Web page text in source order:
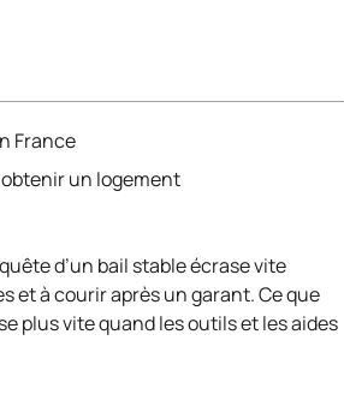
France
un logement
d’un bail stable écrase vite
et à courir après un garant. Ce que
plus vite quand les outils et les aides